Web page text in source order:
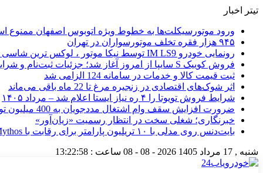
تیتر اخبار
ورود موتورسیکلت‌ها به خطوط ویژه اتوبوس اصفهان ممنوع
۹۴۵ هزار فقره تخلف موتورسواران در تهران
رونمایی خودرو IM LS9 توسط نیکا موتور ، لوکس ترین شاسی بلند EREV در ایران
فروش کوییک S سایپا از امروز آغاز شد؛ جزئیات ثبت‌نام و شرایط
ثبت قیمت کالا و خدمات در سامانه 124 الزامی شد
اثر شوک‌های اقتصادی در زنجیره مرغ تا 22 ماه باقی می‌ماند
شرایط فروش تویوتا را ۴ ره نیاز ایستا اعلام شد – مرداد ۱۴۰۵
ضرورت افزایش سقف وام اشتغال مددجویان به 400 میلیون تومان
خبرنگاری؛ شغلی سخت در انتظار رسمیت «زیان‌آور»
بایت‌دنس روی مدلی با ۱۰ تریلیون پارامتر برای رقابت با Mythos آنتروپیک کار می‌کند
شنبه , 17 مرداد 1405 2026 - 08 - 08 ساعت : 13:22:59